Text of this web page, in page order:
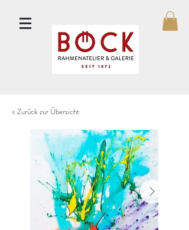
< Zurück zur Übersicht